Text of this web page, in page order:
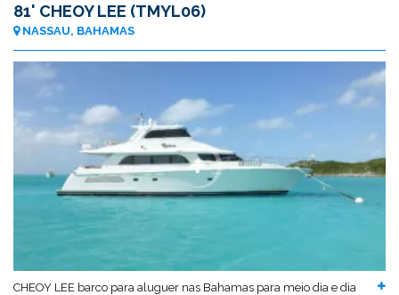
81' CHEOY LEE (TMYL06)
NASSAU, BAHAMAS
CHEOY LEE barco para aluguer nas Bahamas para meio dia e dia